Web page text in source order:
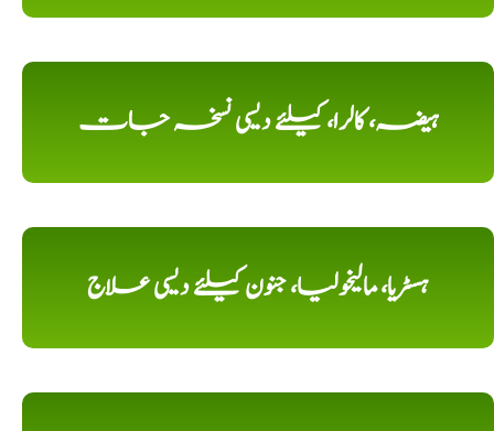
ہیضہ، کالرا، کیلئے دیسی نسخہ جات
ہسٹریا، مالیخولیا، جنون کیلئے دیسی علاج